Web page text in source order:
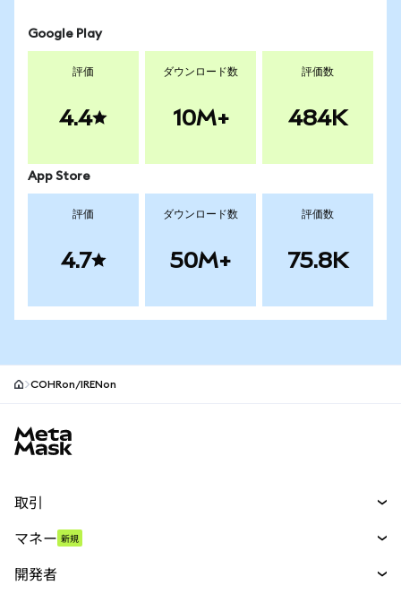
Google Play
評価
4.4
ダウンロード数
10M+
評価数
484K
App Store
評価
4.7
ダウンロード数
50M+
評価数
75.8K
COHRon/IRENon
取引
パーペチュアル
マネー 新規
開発者